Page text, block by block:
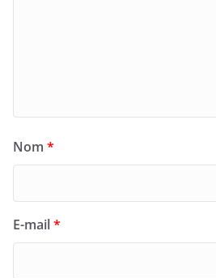
Nom *
E-mail*